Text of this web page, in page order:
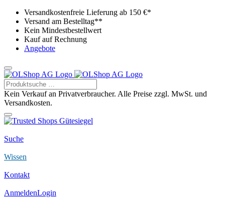
Versandkostenfreie Lieferung ab 150 €*
Versand am Bestelltag**
Kein Mindestbestellwert
Kauf auf Rechnung
Angebote
Kein Verkauf an Privatverbraucher. Alle Preise zzgl. MwSt. und
Versandkosten.
Suche
Wissen
Kontakt
AnmeldenLogin